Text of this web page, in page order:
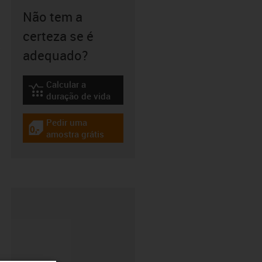
Não tem a
certeza se é
adequado?
igus-icon-lebensdauerrechner
Calcular a
duração de vida
igus-icon-gratismuster
Pedir uma
amostra grátis